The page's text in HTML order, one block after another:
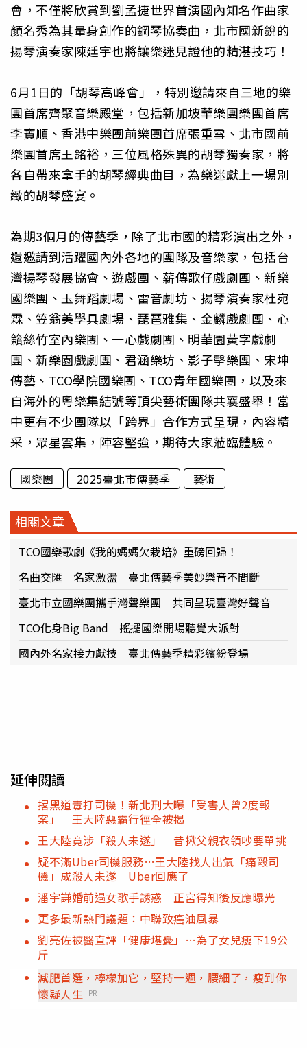
會，不僅將欣賞到劉孟捷世界首演國內知名作曲家
顏名秀為其量身創作的鋼琴協奏曲，北市國新銳的
揚琴演奏家陳廷宇也將讓樂迷見證他的精湛技巧！
6月1日的「胡琴高峰會」，特別邀請來自三地的樂
團首席齊聚音樂殿堂，包括新加坡華樂團樂團首席
李寶順、香港中樂團前樂團首席張重雪、北市國前
樂團首席王銘裕，三位風格殊異的胡琴獨奏家，將
各自帶來拿手的胡琴經典曲目，為樂迷獻上一場別
緻的胡琴盛宴。
為期3個月的傳藝季，除了北市國的精彩演出之外，
還邀請到活躍國內外各地的團隊及音樂家，包括台
灣揚琴發展協會、遊戲團、薪傳歌仔戲劇團、新樂
國樂團、玉舞蹈劇場、雷音劇坊、揚琴演奏家杜宛
霖、笠翁美學具劇場、琵琶雅集、金麟戲劇團、心
籟絲竹室內樂團、一心戲劇團、明華園黃字戲劇
團、新樂園戲劇團、君涵樂坊、影子擊樂團、宋坤
傳藝、TCO學院國樂團、TCO青年國樂團，以及來
自海外的粵樂集結號等頂尖藝術團隊共襄盛舉！當
中更有不少團隊以「跨界」合作方式呈現，內容精
采，眾星雲集，陣容堅強，期待大家蒞臨體驗。
國樂團 2025臺北市傳藝季 藝術
相關文章
TCO國樂歌劇《我的媽媽欠栽培》重磅回歸！
名曲交匯 名家激盪 臺北傳藝季美妙樂音不間斷
臺北市立國樂團攜手灣聲樂團 共同呈現臺灣好聲音
TCO化身Big Band 搖擺國樂開場聽覺大派對
國內外名家接力獻技 臺北傳藝季精彩繽紛登場
延伸閱讀
撂黑道毒打司機！新北刑大曝「受害人曾2度報
案」 王大陸惡霸行徑全被揭
王大陸竟涉「殺人未遂」 昔揪父親衣領吵要單挑
疑不滿Uber司機服務…王大陸找人出氣「痛毆司
機」成殺人未遂 Uber回應了
潘宇謙婚前遇女歌手誘惑 正宮得知後反應曝光
更多最新熱門議題：中聯致癌油風暴
劉亮佐被醫直評「健康堪憂」…為了女兒瘦下19公
斤
減肥首選，檸檬加它，堅持一週，腰細了，瘦到你
懷疑人生
PR